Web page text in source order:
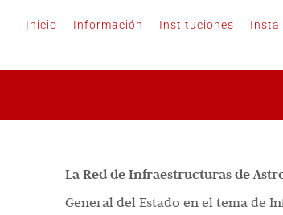
contenido
Inicio Información Instituciones
La Red de Infraestructuras de
General del Estado en el tema de